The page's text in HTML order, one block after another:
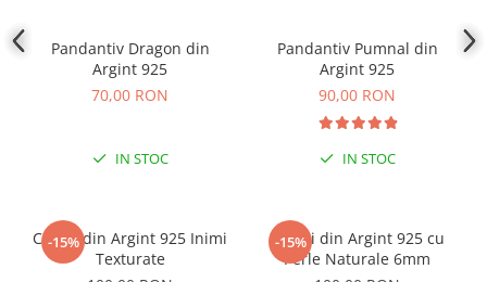
Coliere cu mărgele colorate și
Coliere cu pietre semiprețioase
Pandantiv Dragon din
Argint 925
70,00 RON
IN STOC
Pandantiv Pumnal din
Argint 925
90,00 RON
IN STOC
-15%
Cercei din Argint 925 Inimi
Texturate
-15%
Cercei din Argint 925 cu
Perle Naturale 6mm